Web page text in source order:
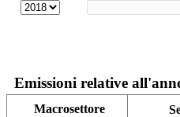
Emissioni relative
Macrosettore